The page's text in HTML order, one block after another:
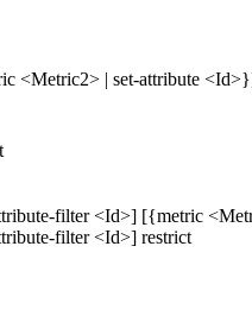
<Metric2> | set-attribute
filter <Id>] [{metric
filter <Id>] restrict